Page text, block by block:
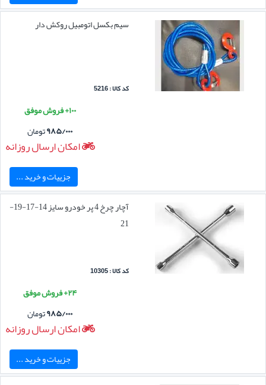
سیم بکسل اتومبیل روکش دار
کد کالا : 5216
۱۰۰+ فروش موفق
۹۸۵/۰۰۰تومان
امکان ارسال روزانه
جزییات و خرید ...
آچار چرخ 4 پر خودرو سایز 14-17-19-
21
کد کالا : 10305
۲۴+ فروش موفق
۹۸۵/۰۰۰تومان
امکان ارسال روزانه
جزییات و خرید ...